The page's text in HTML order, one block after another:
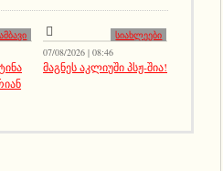
სიახლეები
07/08/2026 | 08:46
მაგნეს აკლიუში პსჟ-შია!